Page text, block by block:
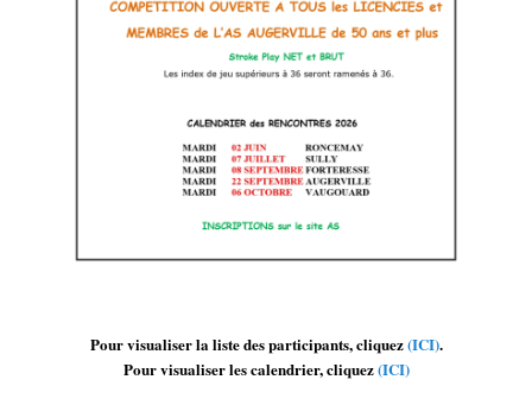
Pour visualiser la liste des participants, cliquez(ICI).
Pour visualiser les calendrier, cliquez(ICI)